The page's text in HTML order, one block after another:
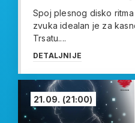
Spoj plesnog disko
zvuka idealan je za
Trsatu....
DETALJNIJE
21.09. (21:00)